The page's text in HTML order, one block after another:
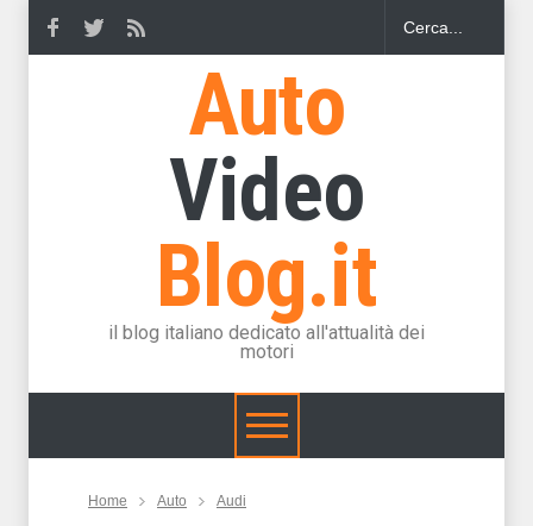
Auto
Video
Blog.it
il blog italiano dedicato all'attualità dei
motori
Home Auto Audi